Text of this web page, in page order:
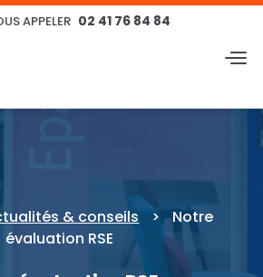
APPELER 02 41 76 84 84
& conseils >
Notre
évaluation RSE